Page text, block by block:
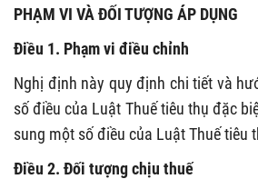
PHẠM VI VÀ ĐỐI TƯỢNG ÁP DỤNG
Điều 1. Phạm vi điều chỉnh
Nghị định này quy định chi tiết và
số điều của Luật Thuế tiêu thụ đặc
sung một số điều của Luật Thuế tiêu
Điều 2. Đối tượng chịu thuế